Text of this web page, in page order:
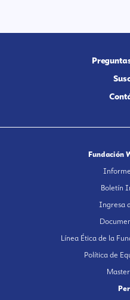
Fundación
Boletín
Ingresa
Línea Ética de la
Política de